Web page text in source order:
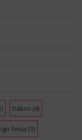
bakos (4)
festa (1)